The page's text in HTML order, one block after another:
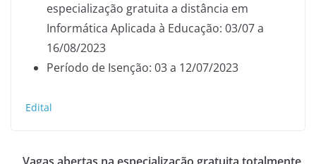
especialização gratuita a distância em
Informática Aplicada à Educação: 03/07 a
16/08/2023
Período de Isenção: 03 a 12/07/2023
Edital